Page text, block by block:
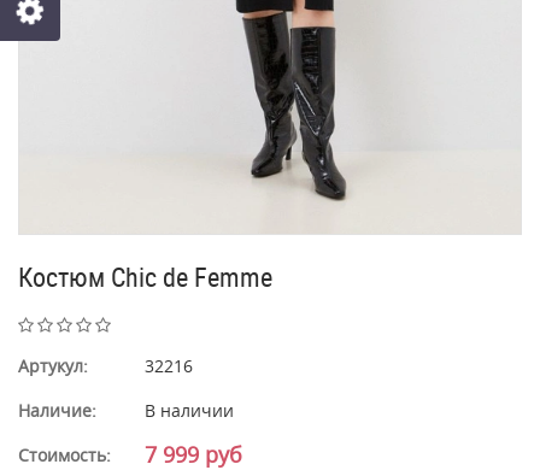
Костюм Chic de Femme
Артукул:
32216
Наличие:
В наличии
Стоимость:
7 999 руб